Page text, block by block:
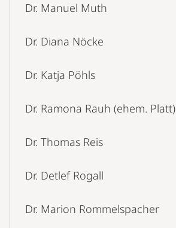
Dr. Manuel Muth
Dr. Diana Nöcke
Dr. Katja Pöhls
Dr. Ramona Rauh (ehem. Platt)
Dr. Thomas Reis
Dr. Detlef Rogall
Dr. Marion Rommelspacher